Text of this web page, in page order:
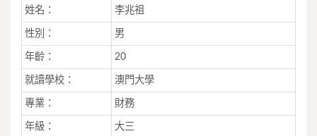
姓名： 李兆祖
性別： 男
年齡： 20
就讀學校： 澳門大學
專業： 財務
年級： 大三